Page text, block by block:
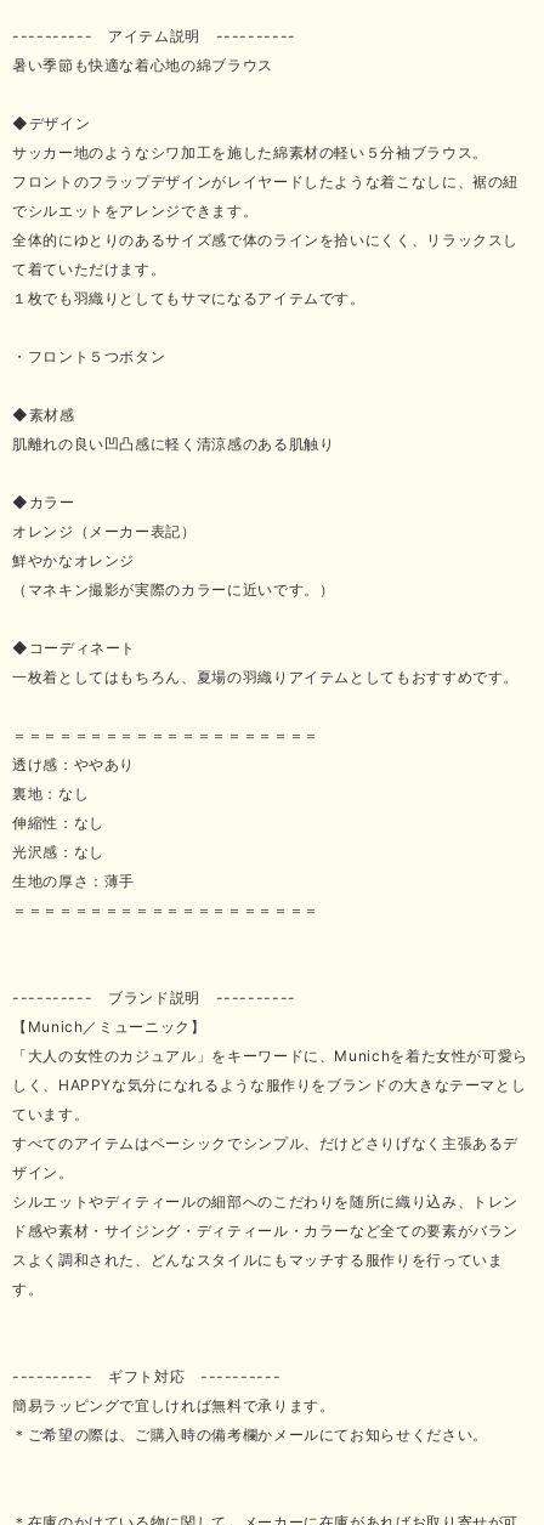
---------- アイテム説明 ----------
暑い季節も快適な着心地の綿ブラウス
◆デザイン
サッカー地のようなシワ加工を施した綿素材の軽い５分袖ブラウス。
フロントのフラップデザインがレイヤードしたような着こなしに、裾の紐
でシルエットをアレンジできます。
全体的にゆとりのあるサイズ感で体のラインを拾いにくく、リラックスし
て着ていただけます。
１枚でも羽織りとしてもサマになるアイテムです。
・フロント５つボタン
◆素材感
肌離れの良い凹凸感に軽く清涼感のある肌触り
◆カラー
オレンジ（メーカー表記）
鮮やかなオレンジ
（マネキン撮影が実際のカラーに近いです。）
◆コーディネート
一枚着としてはもちろん、夏場の羽織りアイテムとしてもおすすめです。
＝＝＝＝＝＝＝＝＝＝＝＝＝＝＝＝＝＝＝＝
透け感：ややあり
裏地：なし
伸縮性：なし
光沢感：なし
生地の厚さ：薄手
＝＝＝＝＝＝＝＝＝＝＝＝＝＝＝＝＝＝＝＝
---------- ブランド説明 ----------
【Munich／ミューニック】
「大人の女性のカジュアル」をキーワードに、Munichを着た女性が可愛ら
しく、HAPPYな気分になれるような服作りをブランドの大きなテーマとし
ています。
すべてのアイテムはベーシックでシンプル、だけどさりげなく主張あるデ
ザイン。
シルエットやディティールの細部へのこだわりを随所に織り込み、トレン
ド感や素材・サイジング・ディティール・カラーなど全ての要素がバラン
スよく調和された、どんなスタイルにもマッチする服作りを行っていま
す。
---------- ギフト対応 ----------
簡易ラッピングで宜しければ無料で承ります。
＊ご希望の際は、ご購入時の備考欄かメールにてお知らせください。